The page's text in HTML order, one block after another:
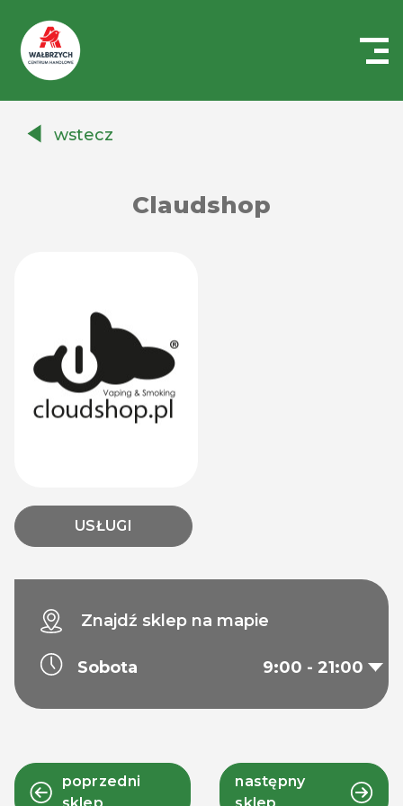
Auchanwstecz
Claudshop
USŁUGI
Znajdź sklep na mapie
Sobota 9:00 - 21:00
poprzedni
następny